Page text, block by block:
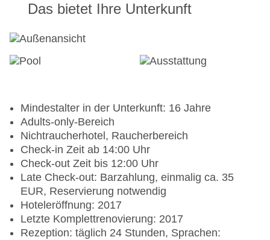
Das bietet Ihre Unterkunft
Mindestalter in der Unterkunft: 16 Jahre
Adults-only-Bereich
Nichtraucherhotel, Raucherbereich
Check-in Zeit ab 14:00 Uhr
Check-out Zeit bis 12:00 Uhr
Late Check-out: Barzahlung, einmalig ca. 35
EUR, Reservierung notwendig
Hoteleröffnung: 2017
Letzte Komplettrenovierung: 2017
Rezeption: täglich 24 Stunden, Sprachen: